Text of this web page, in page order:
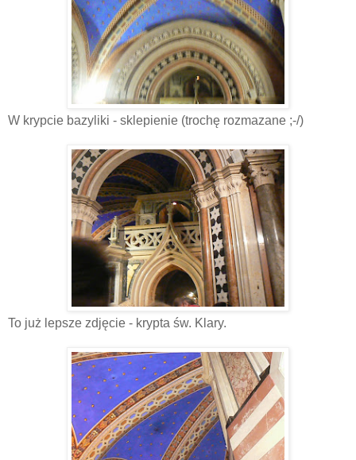
W krypcie bazyliki - sklepienie (trochę rozmazane ;-/)
To już lepsze zdjęcie - krypta św. Klary.